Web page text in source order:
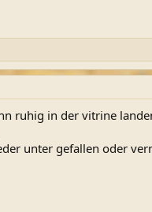
ruhig in der vitrine
unter gefallen oder